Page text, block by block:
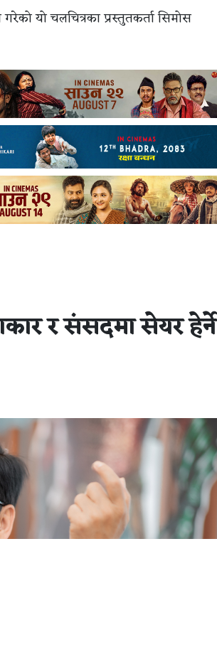
यो चलचित्रका प्रस्तुतकर्ता सिमोस
र संसदमा सेयर हेर्ने